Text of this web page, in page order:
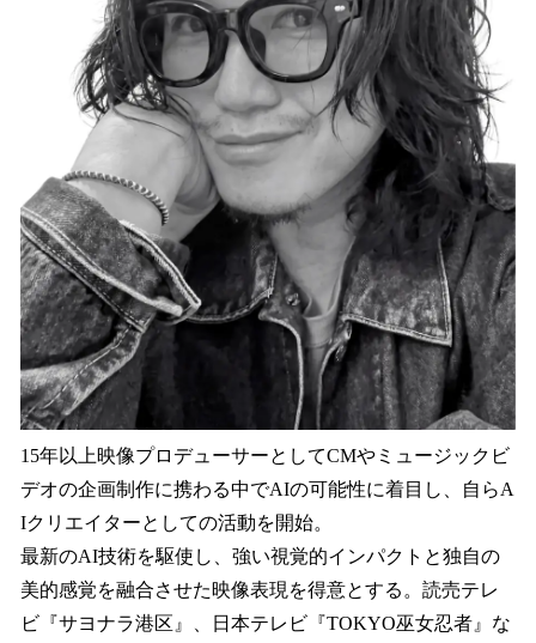
15年以上映像プロデューサーとしてCMやミュージックビ
デオの企画制作に携わる中でAIの可能性に着目し、自らA
Iクリエイターとしての活動を開始。
最新のAI技術を駆使し、強い視覚的インパクトと独自の
美的感覚を融合させた映像表現を得意とする。読売テレ
ビ『サヨナラ港区』、日本テレビ『TOKYO巫女忍者』な